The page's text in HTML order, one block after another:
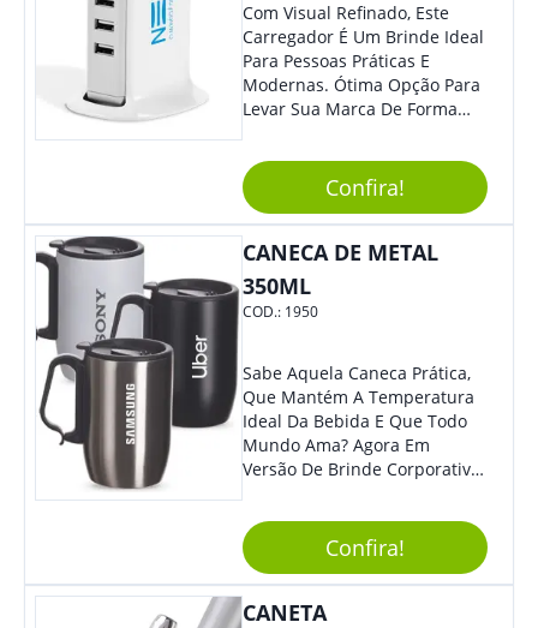
Com Visual Refinado, Este
Carregador É Um Brinde Ideal
Para Pessoas Práticas E
Modernas. Ótima Opção Para
Levar Sua Marca De Forma
Sua Empresa Em Eventos,
Reuniões Corporativas Ou Até
Mesmo Para Presentear
Colaboradores E Parceiros De
Sua Empresa.
Confira!
CANECA DE METAL
350ML
COD.: 1950
Sabe Aquela Caneca Prática,
Que Mantém A Temperatura
Ideal Da Bebida E Que Todo
Mundo Ama? Agora Em
Versão De Brinde Corporativo
Sua Marca Com Muito Estilo E
Acrescentar Ainda Mais
Praticidade À Eventos E Feiras
De Exposição.
Confira!
CANETA